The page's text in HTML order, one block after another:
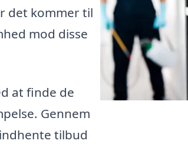
det kommer til
mod disse
at finde de
Gennem
tilbud